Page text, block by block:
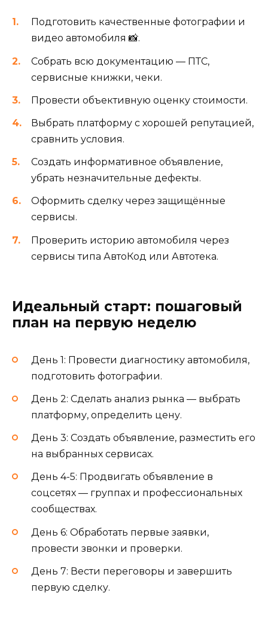
Подготовить качественные фотографии и
видео автомобиля 📸.
Собрать всю документацию — ПТС,
сервисные книжки, чеки.
Провести объективную оценку стоимости.
Выбрать платформу с хорошей репутацией,
сравнить условия.
Создать информативное объявление,
убрать незначительные дефекты.
Оформить сделку через защищённые
сервисы.
Проверить историю автомобиля через
сервисы типа АвтоКод или Автотека.
Идеальный старт: пошаговый
план на первую неделю
День 1: Провести диагностику автомобиля,
подготовить фотографии.
День 2: Сделать анализ рынка — выбрать
платформу, определить цену.
День 3: Создать объявление, разместить его
на выбранных сервисах.
День 4-5: Продвигать объявление в
соцсетях — группах и профессиональных
сообществах.
День 6: Обработать первые заявки,
провести звонки и проверки.
День 7: Вести переговоры и завершить
первую сделку.